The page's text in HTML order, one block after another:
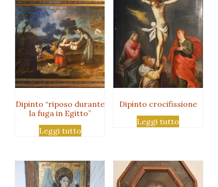
Dipinto “riposo durante
la fuga in Egitto”
Leggi tutto
Dipinto crocifissione
Leggi tutto